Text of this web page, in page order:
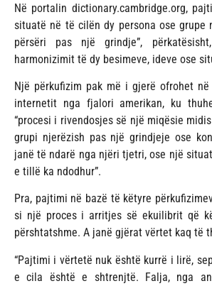
Në portalin dictionary.cambridge.org,
situatë në të cilën dy persona ose grupe
përsëri pas një grindje”,
harmonizimit të dy besimeve, ideve ose
Një përkufizim pak më i gjerë ofrohet
internetit nga fjalori amerikan, ku
“procesi i rivendosjes së një miqësie
grupi njerëzish pas një grindjeje ose
janë të ndarë nga njëri tjetri, ose një
e tillë ka ndodhur”.
Pra, pajtimi në bazë të këtyre
si një proces i arritjes së ekuilibrit që
përshtatshme. A janë gjërat vërtet kaq të
“Pajtimi i vërtetë nuk është kurrë i lirë,
e cila është e shtrenjtë. Falja, nga